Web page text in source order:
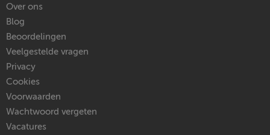
Over ons
Blog
Beoordelingen
Veelgestelde vragen
Privacy
Cookies
Voorwaarden
Wachtwoord vergeten
Vacatures